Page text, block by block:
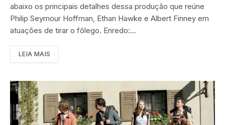
abaixo os principais detalhes dessa produção que reúne
Philip Seymour Hoffman, Ethan Hawke e Albert Finney em
atuações de tirar o fôlego. Enredo:…
LEIA MAIS